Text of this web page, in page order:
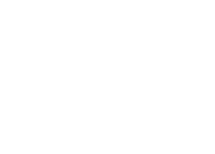
dies keine
und
eintreten.
die Personengruppe „101“ und
Beitragsgruppenänderung